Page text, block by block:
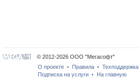
© 2012-2026 ООО "Мегасофт"
О проекте • Правила • Техподдержка
Подписка на услуги • На главную